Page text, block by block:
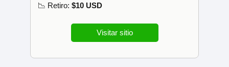
📉 Retiro: $10 USD
Visitar sitio